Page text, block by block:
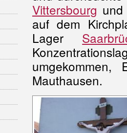
Vittersbourg
auf dem
Lager
Mauthausen.